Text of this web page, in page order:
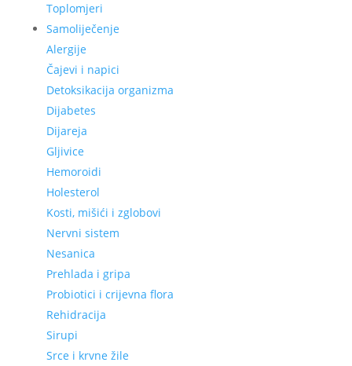
Toplomjeri
Samoliječenje
Alergije
Čajevi i napici
Detoksikacija organizma
Dijabetes
Dijareja
Gljivice
Hemoroidi
Holesterol
Kosti, mišići i zglobovi
Nervni sistem
Nesanica
Prehlada i gripa
Probiotici i crijevna flora
Rehidracija
Sirupi
Srce i krvne žile